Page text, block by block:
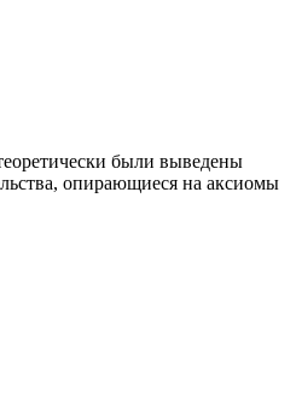
были выведены
опирающиеся на аксиомы